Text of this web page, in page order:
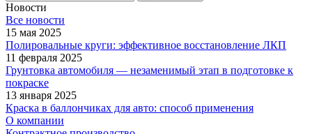
Новости
Все новости
15 мая 2025
Полировальные круги: эффективное восстановление ЛКП
11 февраля 2025
Грунтовка автомобиля — незаменимый этап в подготовке к
покраске
13 января 2025
Краска в баллончиках для авто: способ применения
О компании